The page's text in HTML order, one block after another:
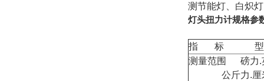
测节能灯、白炽
灯头扭力计规格参
指 标 型
测量范围 磅力.
公斤力.厘米